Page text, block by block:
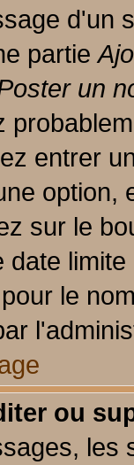
d'un
partie
un
entrer
option,
sur le
date
le
ou
les